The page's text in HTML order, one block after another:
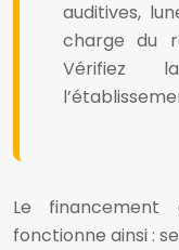
auditives,
charge du
Vérifiez
Le
fonctionne ainsi :